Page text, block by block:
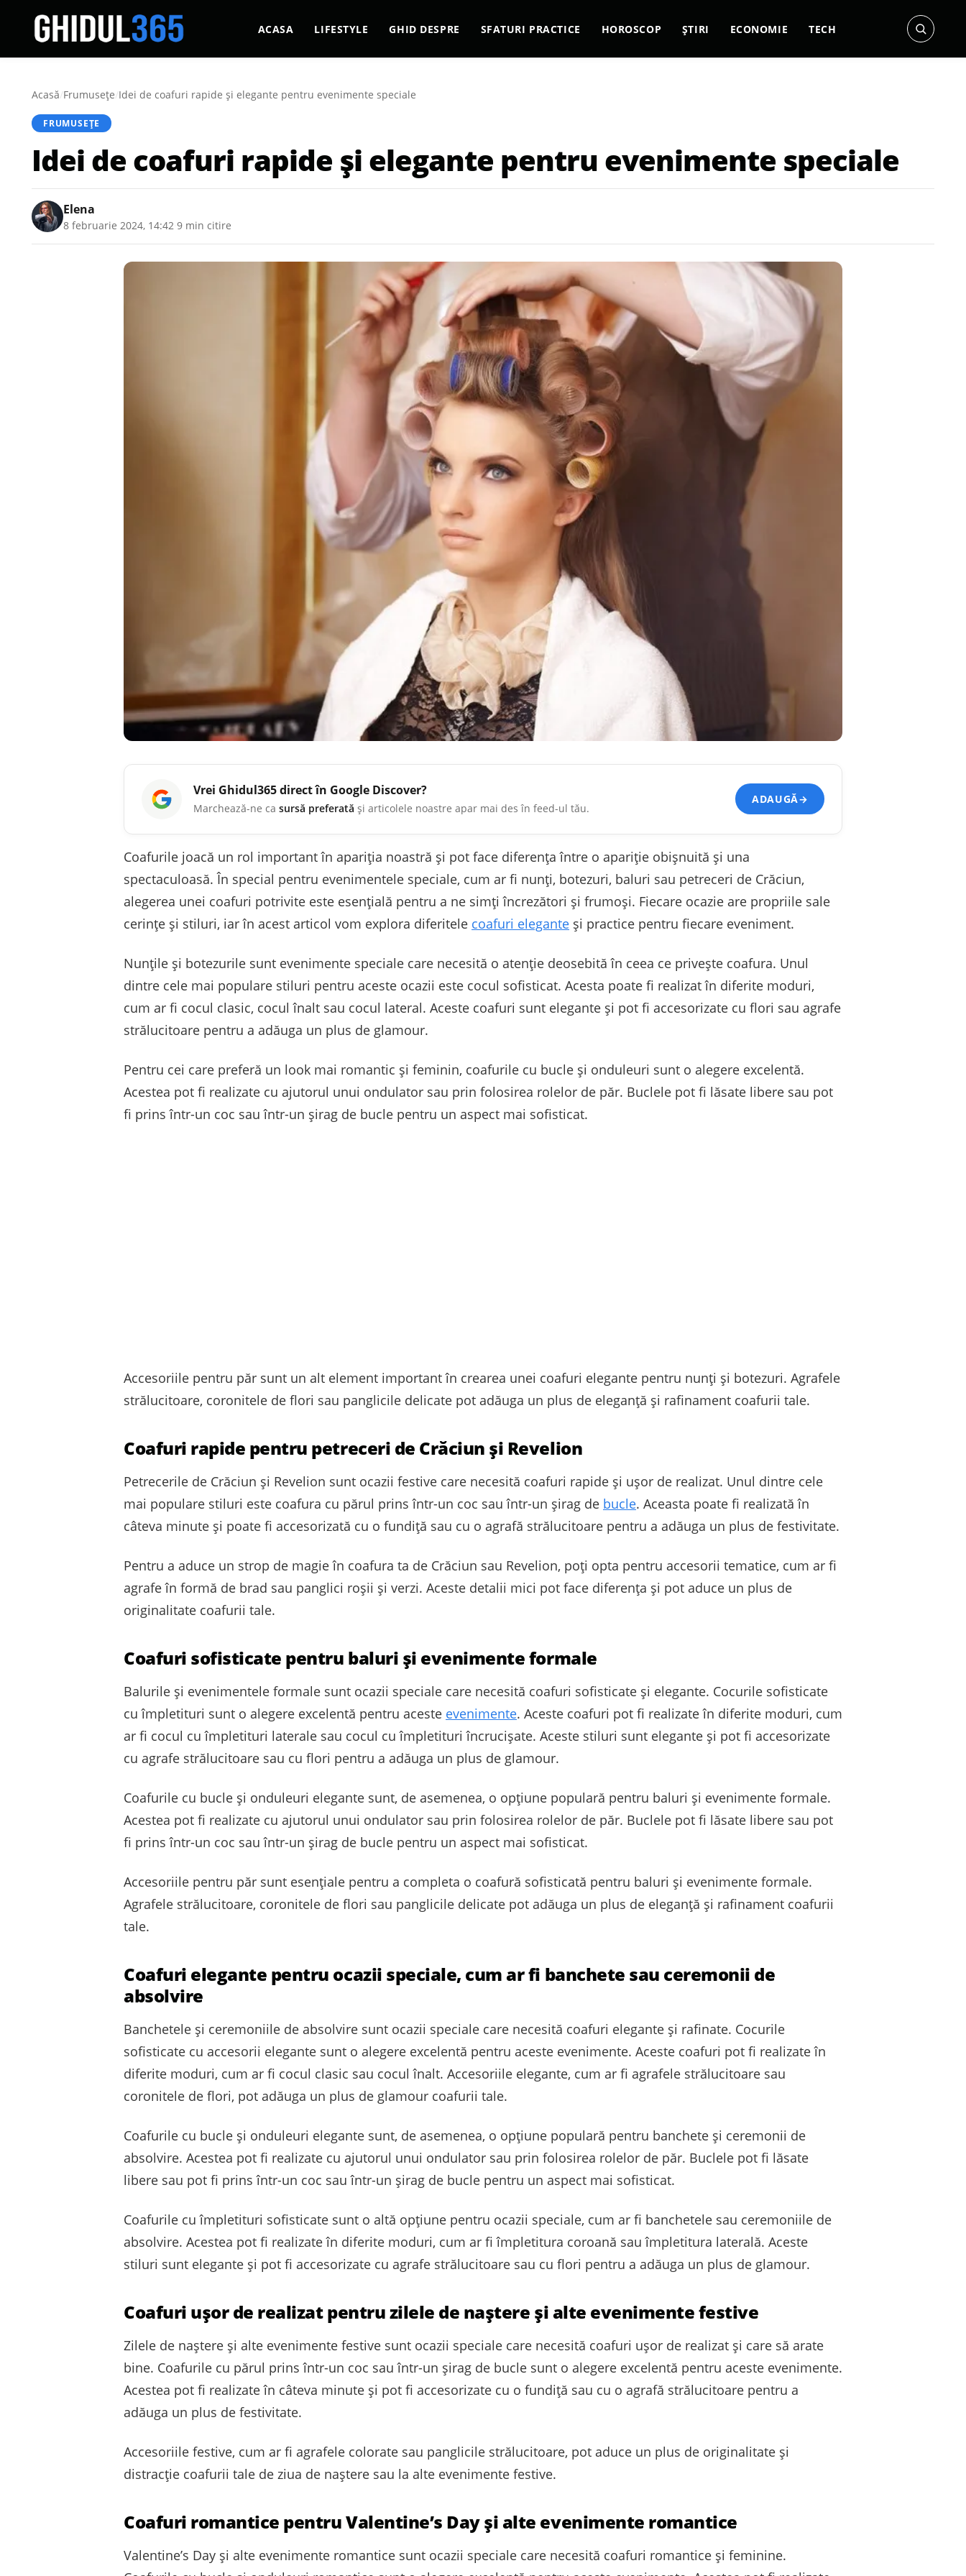
ACASA LIFESTYLE GHID DESPRE SFATURI PRACTICE HOROSCOP ȘTIRI ECONOMIE TECH
Acasă/Frumusețe/Idei de coafuri rapide și elegante pentru evenimente speciale
FRUMUSEȚE
Idei de coafuri rapide și elegante pentru evenimente speciale
Elena
8 februarie 2024, 14:42 9 min citire
Vrei Ghidul365direct în Google Discover?
Marchează-ne ca sursă preferată și articolele noastre apar mai des în feed-ul tău.
ADAUGĂ→
Coafurile joacă un rol important în apariția noastră și pot face diferența între o apariție obișnuită și una
spectaculoasă. În special pentru evenimentele speciale, cum ar fi nunți, botezuri, baluri sau petreceri de Crăciun,
alegerea unei coafuri potrivite este esențială pentru a ne simți încrezători și frumoși. Fiecare ocazie are propriile sale
cerințe și stiluri, iar în acest articol vom explora diferitele coafuri elegante și practice pentru fiecare eveniment.
Nunțile și botezurile sunt evenimente speciale care necesită o atenție deosebită în ceea ce privește coafura. Unul
dintre cele mai populare stiluri pentru aceste ocazii este cocul sofisticat. Acesta poate fi realizat în diferite moduri,
cum ar fi cocul clasic, cocul înalt sau cocul lateral. Aceste coafuri sunt elegante și pot fi accesorizate cu flori sau agrafe
strălucitoare pentru a adăuga un plus de glamour.
Pentru cei care preferă un look mai romantic și feminin, coafurile cu bucle și onduleuri sunt o alegere excelentă.
Acestea pot fi realizate cu ajutorul unui ondulator sau prin folosirea rolelor de păr. Buclele pot fi lăsate libere sau pot
fi prins într-un coc sau într-un șirag de bucle pentru un aspect mai sofisticat.
Accesoriile pentru păr sunt un alt element important în crearea unei coafuri elegante pentru nunți și botezuri. Agrafele
strălucitoare, coronitele de flori sau panglicile delicate pot adăuga un plus de eleganță și rafinament coafurii tale.
Coafuri rapide pentru petreceri de Crăciun și Revelion
Petrecerile de Crăciun și Revelion sunt ocazii festive care necesită coafuri rapide și ușor de realizat. Unul dintre cele
mai populare stiluri este coafura cu părul prins într-un coc sau într-un șirag de bucle. Aceasta poate fi realizată în
câteva minute și poate fi accesorizată cu o fundiță sau cu o agrafă strălucitoare pentru a adăuga un plus de festivitate.
Pentru a aduce un strop de magie în coafura ta de Crăciun sau Revelion, poți opta pentru accesorii tematice, cum ar fi
agrafe în formă de brad sau panglici roșii și verzi. Aceste detalii mici pot face diferența și pot aduce un plus de
originalitate coafurii tale.
Coafuri sofisticate pentru baluri și evenimente formale
Balurile și evenimentele formale sunt ocazii speciale care necesită coafuri sofisticate și elegante. Cocurile sofisticate
cu împletituri sunt o alegere excelentă pentru aceste evenimente. Aceste coafuri pot fi realizate în diferite moduri, cum
ar fi cocul cu împletituri laterale sau cocul cu împletituri încrucișate. Aceste stiluri sunt elegante și pot fi accesorizate
cu agrafe strălucitoare sau cu flori pentru a adăuga un plus de glamour.
Coafurile cu bucle și onduleuri elegante sunt, de asemenea, o opțiune populară pentru baluri și evenimente formale.
Acestea pot fi realizate cu ajutorul unui ondulator sau prin folosirea rolelor de păr. Buclele pot fi lăsate libere sau pot
fi prins într-un coc sau într-un șirag de bucle pentru un aspect mai sofisticat.
Accesoriile pentru păr sunt esențiale pentru a completa o coafură sofisticată pentru baluri și evenimente formale.
Agrafele strălucitoare, coronitele de flori sau panglicile delicate pot adăuga un plus de eleganță și rafinament coafurii
tale.
Coafuri elegante pentru ocazii speciale, cum ar fi banchete sau ceremonii de
absolvire
Banchetele și ceremoniile de absolvire sunt ocazii speciale care necesită coafuri elegante și rafinate. Cocurile
sofisticate cu accesorii elegante sunt o alegere excelentă pentru aceste evenimente. Aceste coafuri pot fi realizate în
diferite moduri, cum ar fi cocul clasic sau cocul înalt. Accesoriile elegante, cum ar fi agrafele strălucitoare sau
coronitele de flori, pot adăuga un plus de glamour coafurii tale.
Coafurile cu bucle și onduleuri elegante sunt, de asemenea, o opțiune populară pentru banchete și ceremonii de
absolvire. Acestea pot fi realizate cu ajutorul unui ondulator sau prin folosirea rolelor de păr. Buclele pot fi lăsate
libere sau pot fi prins într-un coc sau într-un șirag de bucle pentru un aspect mai sofisticat.
Coafurile cu împletituri sofisticate sunt o altă opțiune pentru ocazii speciale, cum ar fi banchetele sau ceremoniile de
absolvire. Acestea pot fi realizate în diferite moduri, cum ar fi împletitura coroană sau împletitura laterală. Aceste
stiluri sunt elegante și pot fi accesorizate cu agrafe strălucitoare sau cu flori pentru a adăuga un plus de glamour.
Coafuri ușor de realizat pentru zilele de naștere și alte evenimente festive
Zilele de naștere și alte evenimente festive sunt ocazii speciale care necesită coafuri ușor de realizat și care să arate
bine. Coafurile cu părul prins într-un coc sau într-un șirag de bucle sunt o alegere excelentă pentru aceste evenimente.
Acestea pot fi realizate în câteva minute și pot fi accesorizate cu o fundiță sau cu o agrafă strălucitoare pentru a
adăuga un plus de festivitate.
Accesoriile festive, cum ar fi agrafele colorate sau panglicile strălucitoare, pot aduce un plus de originalitate și
distracție coafurii tale de ziua de naștere sau la alte evenimente festive.
Coafuri romantice pentru Valentine’s Day și alte evenimente romantice
Valentine’s Day și alte evenimente romantice sunt ocazii speciale care necesită coafuri romantice și feminine.